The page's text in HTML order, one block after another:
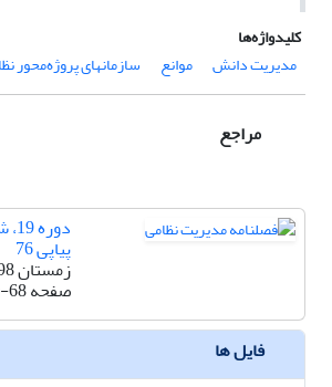
کلیدواژه‌ها
مدیریت دانش
موانع سازمانهای پروژه‌محور
مراجع
پیاپی 76
زمستان 1398
صفحه68
فایل ها